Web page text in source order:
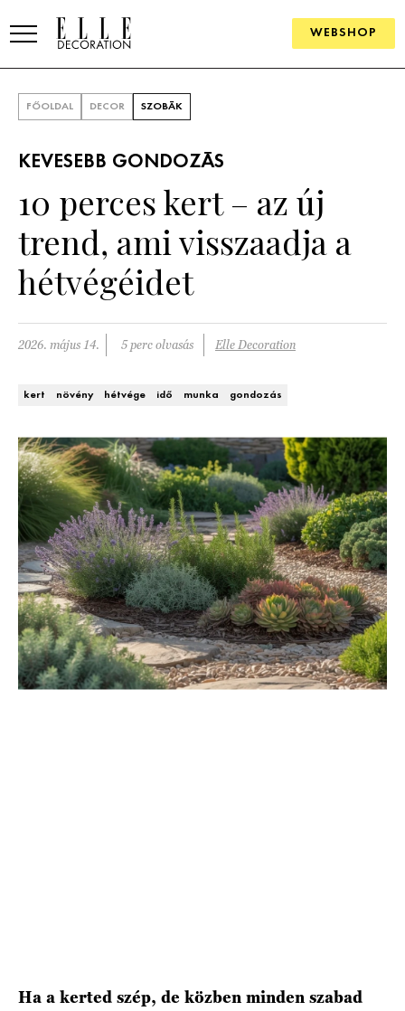
WEBSHOP
SZOBÁK
Konyha
Fürdőszoba
Nappali
ÖTLETEK
Szállodák és vendégházak WEBSHOP
FŐOLDAL DECOR SZOBÁK
KEVESEBB GONDOZÁS
10 perces kert – az új
trend, ami visszaadja a
hétvégéidet
2026. május 14. 5 perc olvasás Elle Decoration
kert növény hétvége idő munka gondozás
Ha a kerted szép, de közben minden szabad